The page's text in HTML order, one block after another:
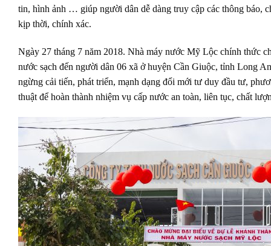
tin, hình ảnh … giúp người dân dễ dàng truy cập các thông báo,
kịp thời, chính xác.
Ngày 27 tháng 7 năm 2018. Nhà máy nước Mỹ Lộc chính thức
nước sạch đến người dân 06 xã ở huyện Cần Giuộc, tỉnh Long
ngừng cải tiến, phát triển, mạnh dạng đổi mới tư duy đầu tư,
thuật để hoàn thành nhiệm vụ cấp nước an toàn, liên tục, chất